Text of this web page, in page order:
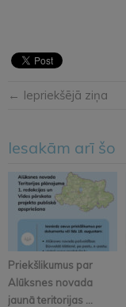
← Iepriekšējā ziņa
Iesakām arī šo
Priekšlikumus par
Alūksnes novada
jaunā teritorijas ...